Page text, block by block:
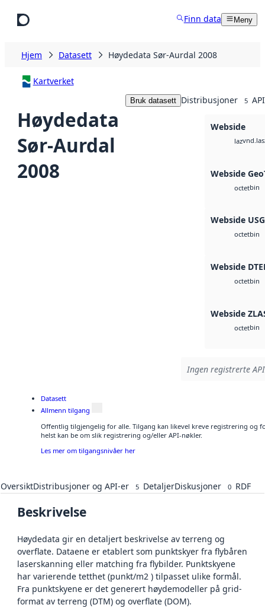
Finn data Meny
Hjem Datasett Høydedata Sør-Aurdal 2008
Kartverket
Høydedata
Sør-Aurdal
2008
Bruk datasett Distribusjoner 5
Webside
laz
Webside
octetbin
Webside
octetbin
Webside
octetbin
Webside
octetbin
Ingen registrerte
Datasett
Allmenn tilgang
Offentlig tilgjengelig for alle. Tilgang kan likevel kreve registrering og
helst kan be om slik registrering og/eller API-nøkler.
Les mer om tilgangsnivåer her
OversiktDistribusjoner og API-er 5 DetaljerDiskusjoner 0 RDF
Beskrivelse
Høydedata gir en detaljert beskrivelse av terreng og
overflate. Dataene er etablert som punktskyer fra flybåren
laserskanning eller matching fra flybilder. Punktskyene
har varierende tetthet (punkt/m2 ) tilpasset ulike formål.
Fra punktskyene er det generert høydemodeller på grid-
format av terreng (DTM) og overflate (DOM).